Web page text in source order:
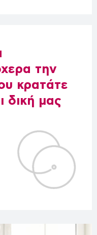
την
κρατάτε
δική μας